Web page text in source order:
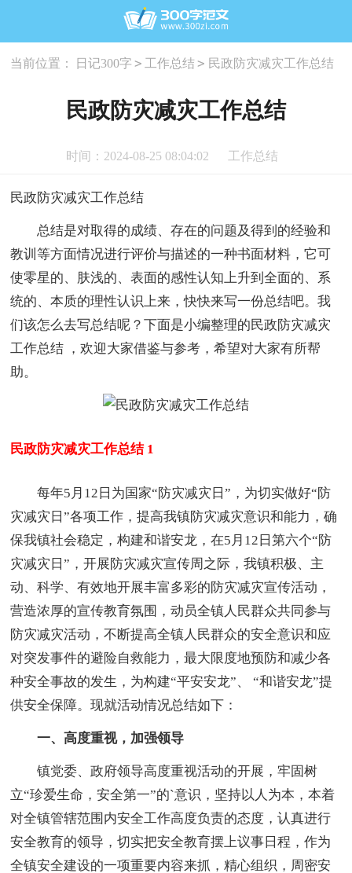
当前位置： 日记300字 > 工作总结 > 民政防灾减灾工作总结
民政防灾减灾工作总结
时间：2024-08-25 08:04:02 工作总结
民政防灾减灾工作总结
总结是对取得的成绩、存在的问题及得到的经验和
教训等方面情况进行评价与描述的一种书面材料，它可
使零星的、肤浅的、表面的感性认知上升到全面的、系
统的、本质的理性认识上来，快快来写一份总结吧。我
们该怎么去写总结呢？下面是小编整理的民政防灾减灾
工作总结 ，欢迎大家借鉴与参考，希望对大家有所帮
助。
民政防灾减灾工作总结 1
每年5月12日为国家“防灾减灾日”，为切实做好“防
灾减灾日”各项工作，提高我镇防灾减灾意识和能力，确
保我镇社会稳定，构建和谐安龙，在5月12日第六个“防
灾减灾日”，开展防灾减灾宣传周之际，我镇积极、主
动、科学、有效地开展丰富多彩的防灾减灾宣传活动，
营造浓厚的宣传教育氛围，动员全镇人民群众共同参与
防灾减灾活动，不断提高全镇人民群众的安全意识和应
对突发事件的避险自救能力，最大限度地预防和减少各
种安全事故的发生，为构建“平安安龙”、 “和谐安龙”提
供安全保障。现就活动情况总结如下：
一、高度重视，加强领导
镇党委、政府领导高度重视活动的开展，牢固树
立“珍爱生命，安全第一”的`意识，坚持以人为本，本着
对全镇管辖范围内安全工作高度负责的态度，认真进行
安全教育的领导，切实把安全教育摆上议事日程，作为
全镇安全建设的一项重要内容来抓，精心组织，周密安